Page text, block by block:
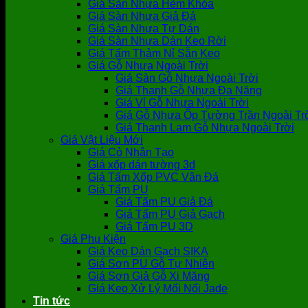
Giá Sàn Nhựa Hèm Khóa
Giá Sàn Nhựa Giả Đá
Giá Sàn Nhựa Tự Dán
Giá Sàn Nhựa Dán Keo Rời
Giá Tấm Thảm Nỉ Sẵn Keo
Giá Gỗ Nhựa Ngoài Trời
Giá Sàn Gỗ Nhựa Ngoài Trời
Giá Thanh Gỗ Nhựa Đa Năng
Giá Vỉ Gỗ Nhựa Ngoài Trời
Giá Gỗ Nhựa Ốp Tường Trần Ngoài
Giá Thanh Lam Gỗ Nhựa Ngoài Trời
Giá Vật Liệu Mới
Giá Cỏ Nhân Tạo
Giá xốp dán tường 3d
Giá Tấm Xốp PVC Vân Đá
Giá Tấm PU
Giá Tấm PU Giả Đá
Giá Tấm PU Giả Gạch
Giá Tấm PU 3D
Giá Phụ Kiện
Giá Keo Dán Gạch SIKA
Giá Sơn PU Gỗ Tự Nhiên
Giá Sơn Giả Gỗ Xi Măng
Giá Keo Xử Lý Mối Nối Jade
Tin tức